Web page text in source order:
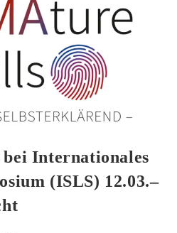
Internationales
(ISLS) 12.03.–